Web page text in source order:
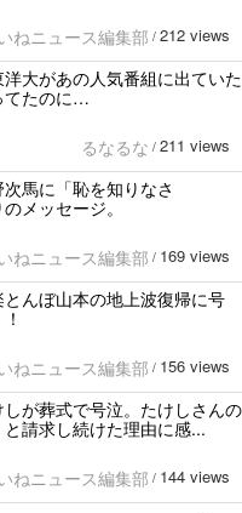
ねニュース編集部 / 212 views
大があの人気番組に出ていた
てたのに…
るなるな / 211 views
馬に「恥を知りなさ
メッセージ。
ねニュース編集部 / 169 views
んぼ山本の地上波復帰に号
ねニュース編集部 / 156 views
しが葬式で号泣。たけしさんの
請求し続けた理由に感...
ねニュース編集部 / 144 views